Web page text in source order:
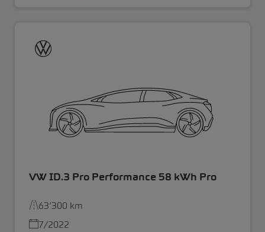
VW ID.3 Pro Performance 58 kWh Pro
63’300 km
7/2022